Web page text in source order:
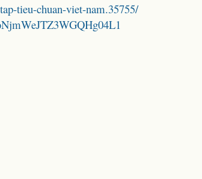
tieu-chuan-viet-nam.35755/